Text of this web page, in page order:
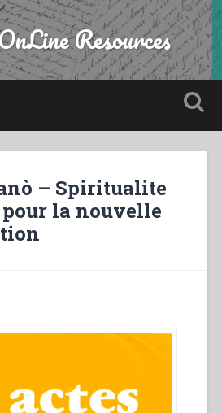
Resources
– Spiritualite
la nouvelle